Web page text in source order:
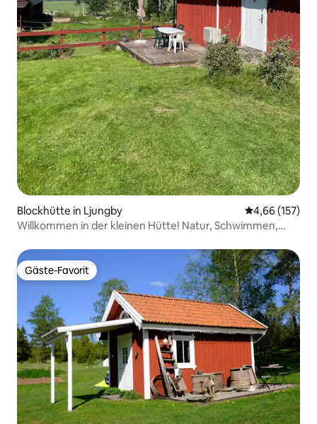
Blockhütte in Ljungby
4,66 (157)
Willkommen in der kleinen Hütte! Natur, Schwimmen,
Gäste-Favorit
Gäste-Favorit